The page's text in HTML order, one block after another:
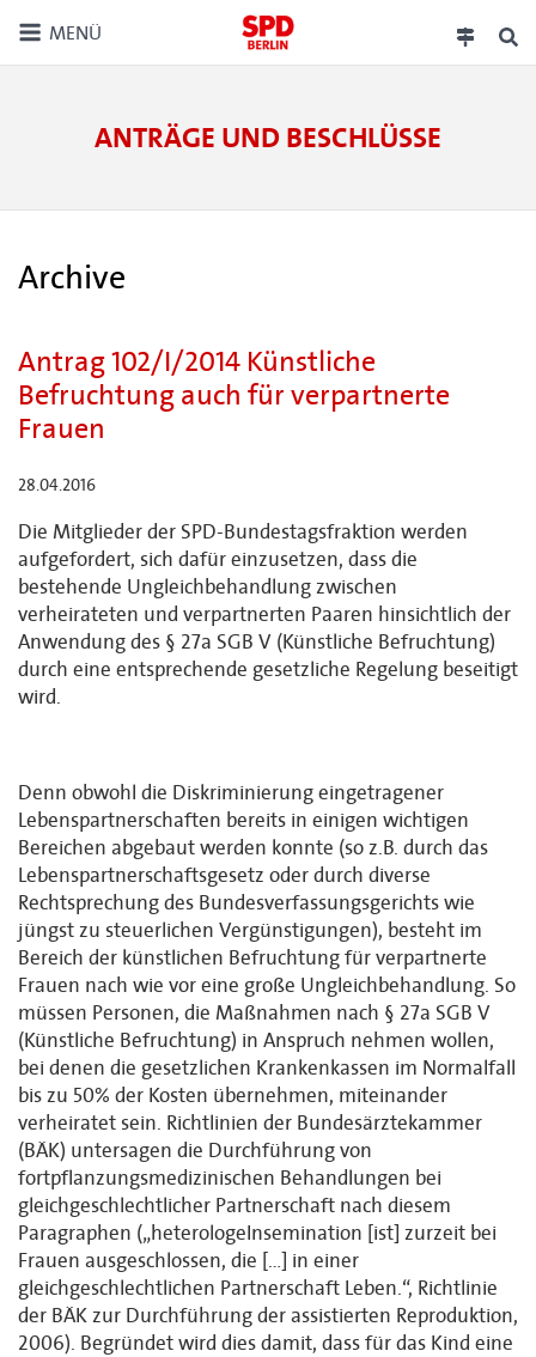
MENÜ
ANTRÄGE UND BESCHLÜSSE
Archive
Antrag 102/I/2014 Künstliche
Befruchtung auch für verpartnerte
Frauen
28.04.2016
Die Mitglieder der SPD-Bundestagsfraktion werden
aufgefordert, sich dafür einzusetzen, dass die
bestehende Ungleichbehandlung zwischen
verheirateten und verpartnerten Paaren hinsichtlich der
Anwendung des § 27a SGB V (Künstliche Befruchtung)
durch eine entsprechende gesetzliche Regelung beseitigt
wird.
Denn obwohl die Diskriminierung eingetragener
Lebenspartnerschaften bereits in einigen wichtigen
Bereichen abgebaut werden konnte (so z.B. durch das
Lebenspartnerschaftsgesetz oder durch diverse
Rechtsprechung des Bundesverfassungsgerichts wie
jüngst zu steuerlichen Vergünstigungen), besteht im
Bereich der künstlichen Befruchtung für verpartnerte
Frauen nach wie vor eine große Ungleichbehandlung. So
müssen Personen, die Maßnahmen nach § 27a SGB V
(Künstliche Befruchtung) in Anspruch nehmen wollen,
bei denen die gesetzlichen Krankenkassen im Normalfall
bis zu 50% der Kosten übernehmen, miteinander
verheiratet sein. Richtlinien der Bundesärztekammer
(BÄK) untersagen die Durchführung von
fortpflanzungsmedizinischen Behandlungen bei
gleichgeschlechtlicher Partnerschaft nach diesem
Paragraphen („heterologeInsemination [ist] zurzeit bei
Frauen ausgeschlossen, die […] in einer
gleichgeschlechtlichen Partnerschaft Leben.“, Richtlinie
der BÄK zur Durchführung der assistierten Reproduktion,
2006). Begründet wird dies damit, dass für das Kind eine